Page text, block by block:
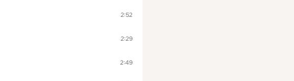
2:52
2:29
2:49